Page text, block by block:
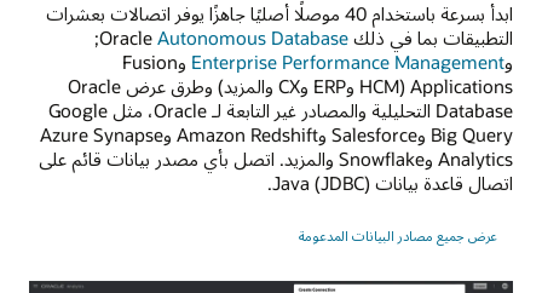
ابدأ بسرعة باستخدام 40 موصلًا أصليًا جاهزًا يوفر اتصالات بعشرات
التطبيقات بما في ذلك Oracle Autonomous Database
;
وEnterprise Performance Management
وFusion
Applications (HCM وERP وCX والمزيد) وطرق عرض Oracle
Database التحليلية والمصادر غير التابعة لـ Oracle، مثل Google
Big Query وSalesforce وAmazon Redshift وAzure Synapse
Analytics وSnowflake والمزيد. اتصل بأي مصدر بيانات قائم على
اتصال قاعدة بيانات Java (JDBC).
عرض جميع مصادر البيانات المدعومة